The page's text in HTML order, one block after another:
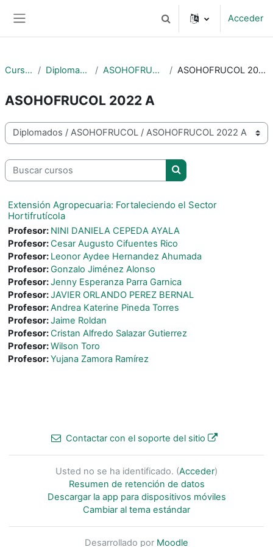
Selector de búsqueda de
Acceder
Cursos Diplomados ASOHOFRUCOL ASOHOFRUCOL 2022 A
ASOHOFRUCOL 2022 A
Categorías
Buscar cursos
Buscar cursos
Extensión Agropecuaria: Fortaleciendo el Sector
Hortifrutícola
Profesor: NINI DANIELA CEPEDA AYALA
Profesor:Cesar Augusto Cifuentes Rico
Profesor: Leonor Aydee Hernandez Ahumada
Profesor:Gonzalo Jiménez Alonso
Profesor:Jenny Esperanza Parra Garnica
Profesor:JAVIER ORLANDO PEREZ BERNAL
Profesor:Andrea Katerine Pineda Torres
Profesor:Jaime Roldan
Profesor:Cristan Alfredo Salazar Gutierrez
Profesor:Wilson Toro
Profesor:Yujana Zamora Ramírez
Contactar con el soporte del sitio
Usted no se ha identificado. (Acceder)
Resumen de retención de datos
Descargar la app para dispositivos móviles
Cambiar al tema estándar
Desarrollado por Moodle